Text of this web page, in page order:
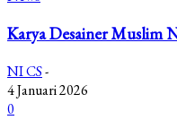
Karya Desainer Muslim
NI CS-
4 Januari 2026
0